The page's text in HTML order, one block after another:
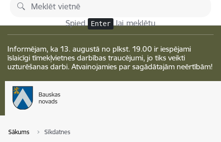
Pāriet uz lapas saturu
Spied Enter lai meklētu
Informējam, ka 13. augustā no plkst. 19.00 ir iespējami
īslaicīgi tīmekļvietnes darbības traucējumi, jo tiks veikti
uzturēšanas darbi. Atvainojamies par sagādātajām neērtībām!
Sākums Sīkdatnes